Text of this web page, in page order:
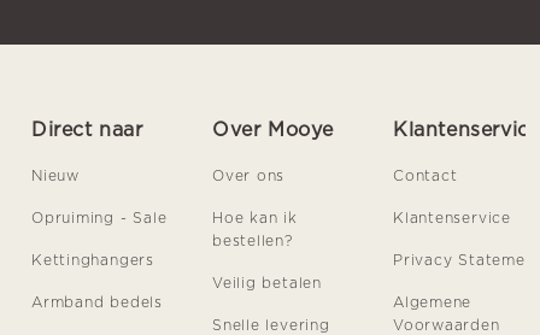
Direct naar
Nieuw
Opruiming - Sale
Kettinghangers
Armband bedels
Over Mooye
Over ons
Hoe kan ik
bestellen?
Veilig betalen
Snelle levering
Klantenservice
Contact
Klantenservice
Privacy
Algemene
Voorwaarden